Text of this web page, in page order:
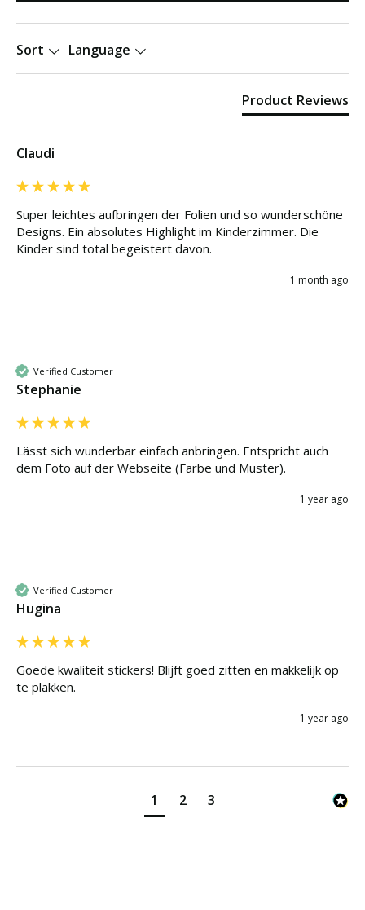
Sort Language
Product Reviews
Claudi
Super leichtes aufbringen der Folien und so wunderschöne
Designs. Ein absolutes Highlight im Kinderzimmer. Die
Kinder sind total begeistert davon.
1 month ago
Verified Customer
Stephanie
Lässt sich wunderbar einfach anbringen. Entspricht auch
dem Foto auf der Webseite (Farbe und Muster).
1 year ago
Verified Customer
Hugina
Goede kwaliteit stickers! Blijft goed zitten en makkelijk op
te plakken.
1 year ago
1 2 3